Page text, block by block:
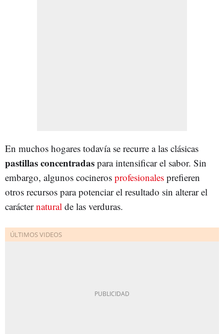
En muchos hogares todavía se recurre a las clásicas
pastillas concentradas para intensificar el sabor. Sin
embargo, algunos cocineros profesionales prefieren
otros recursos para potenciar el resultado sin alterar el
carácternatural de las verduras.